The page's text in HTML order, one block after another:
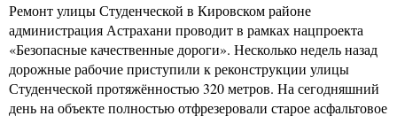
Ремонт улицы Студенческой в Кировском районе
администрация Астрахани проводит в рамках нацпроекта
«Безопасные качественные дороги». Несколько недель назад
дорожные рабочие приступили к реконструкции улицы
Студенческой протяжённостью 320 метров. На сегодняшний
день на объекте полностью отфрезеровали старое асфальтовое